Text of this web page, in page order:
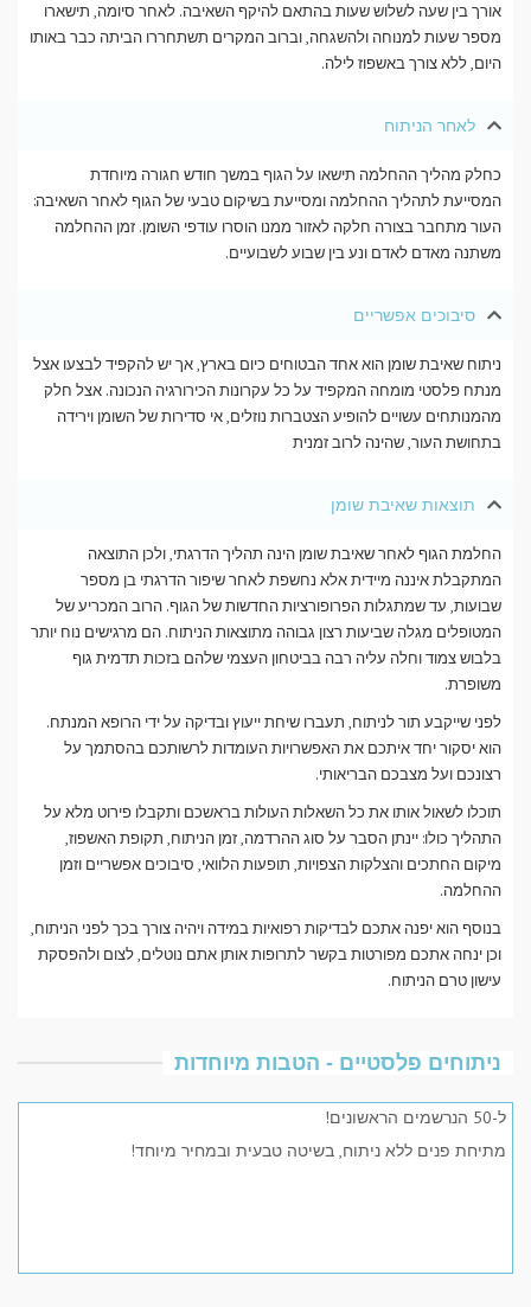
אורך בין שעה לשלוש שעות בהתאם להיקף השאיבה. לאחר סיומה, תישארו
מספר שעות למנוחה ולהשגחה, וברוב המקרים תשתחררו הביתה כבר באותו
היום, ללא צורך באשפוז לילה.
לאחר הניתוח
כחלק מהליך ההחלמה תישאו על הגוף במשך חודש חגורה מיוחדת
המסייעת לתהליך ההחלמה ומסייעת בשיקום טבעי של הגוף לאחר השאיבה:
העור מתחבר בצורה חלקה לאזור ממנו הוסרו עודפי השומן. זמן ההחלמה
משתנה מאדם לאדם ונע בין שבוע לשבועיים.
סיבוכים אפשריים
ניתוח שאיבת שומן הוא אחד הבטוחים כיום בארץ, אך יש להקפיד לבצעו אצל
מנתח פלסטי מומחה המקפיד על כל עקרונות הכירורגיה הנכונה. אצל חלק
מהמנותחים עשויים להופיע הצטברות נוזלים, אי סדירות של השומן וירידה
בתחושת העור, שהינה לרוב זמנית
תוצאות שאיבת שומן
החלמת הגוף לאחר שאיבת שומן הינה תהליך הדרגתי, ולכן התוצאה
המתקבלת איננה מיידית אלא נחשפת לאחר שיפור הדרגתי בן מספר
שבועות, עד שמתגלות הפרופורציות החדשות של הגוף. הרוב המכריע של
המטופלים מגלה שביעות רצון גבוהה מתוצאות הניתוח. הם מרגישים נוח יותר
בלבוש צמוד וחלה עליה רבה בביטחון העצמי שלהם בזכות תדמית גוף
משופרת.
לפני שייקבע תור לניתוח, תעברו שיחת ייעוץ ובדיקה על ידי הרופא המנתח.
הוא יסקור יחד איתכם את האפשרויות העומדות לרשותכם בהסתמך על
רצונכם ועל מצבכם הבריאותי.
תוכלו לשאול אותו את כל השאלות העולות בראשכם ותקבלו פירוט מלא על
התהליך כולו: יינתן הסבר על סוג ההרדמה, זמן הניתוח, תקופת האשפוז,
מיקום החתכים והצלקות הצפויות, תופעות הלוואי, סיבוכים אפשריים וזמן
ההחלמה.
בנוסף הוא יפנה אתכם לבדיקות רפואיות במידה ויהיה צורך בכך לפני הניתוח,
וכן ינחה אתכם מפורטות בקשר לתרופות אותן אתם נוטלים, לצום ולהפסקת
עישון טרם הניתוח.
ניתוחים פלסטיים - הטבות מיוחדות
ל-50 הנרשמים הראשונים!
מתיחת פנים ללא ניתוח, בשיטה טבעית ובמחיר מיוחד!